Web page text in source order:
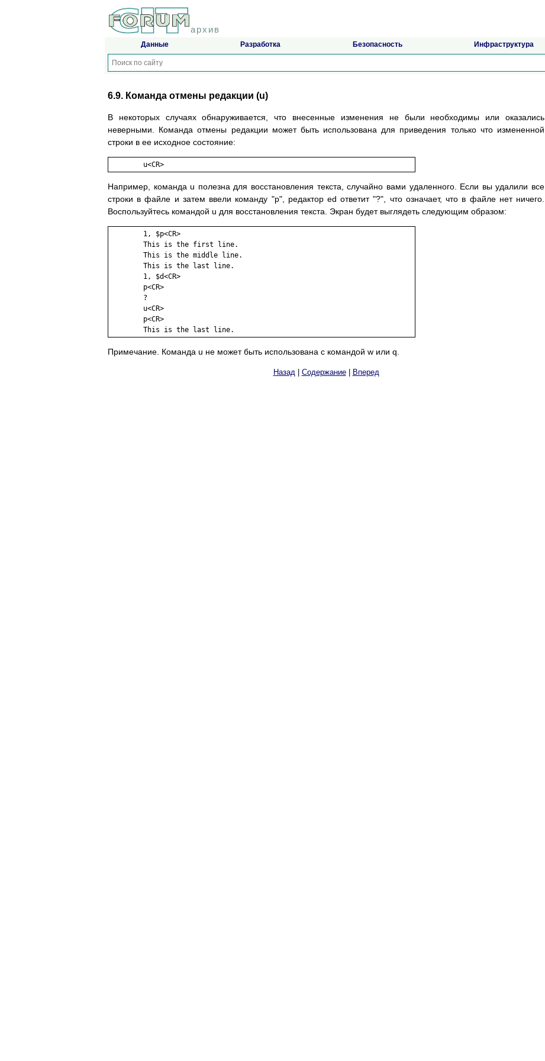
архив
Данные Разработка Безопасность Инфраструктура
6.9. Команда отмены редакции (u)
В некоторых случаях обнаруживается, что внесенные изменения не были необходимы или оказались
неверными. Команда отмены редакции может быть использована для приведения только что измененной
строки в ее исходное состояние:
	u<CR>
Например, команда u полезна для восстановления текста, случайно вами удаленного. Если вы удалили все
строки в файле и затем ввели команду "p", редактор ed ответит "?", что означает, что в файле нет ничего.
Воспользуйтесь командой u для восстановления текста. Экран будет выглядеть следующим образом:
        1, $p<CR>
        This is the first line.
        This is the middle line.
        This is the last line.
        1, $d<CR>
        p<CR>
        ?
        u<CR>
        p<CR>
        This is the last line.
Примечание. Команда u не может быть использована с командой w или q.
Назад| Содержание| Вперед